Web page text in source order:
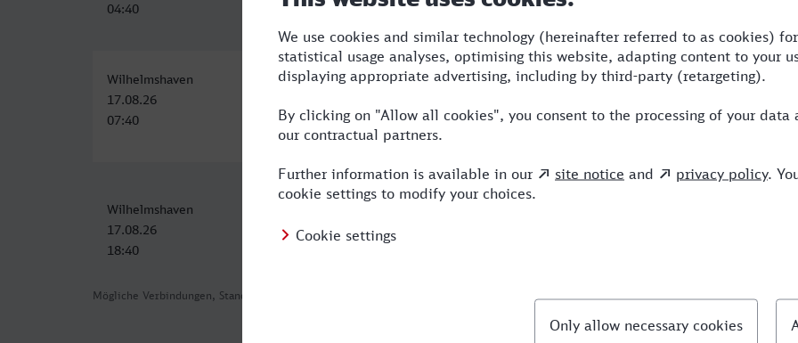
Mögliche Verbindungen, Stand: 2026-08-03 15:14
04:40
10:55
Wilhelmshaven
17.08.26
07:40
Gera Hbf
14:31
6:51 5 ABR,RE,NWB,ICE,EB
Wilhelmshaven
17.08.26
18:40
18.08.26